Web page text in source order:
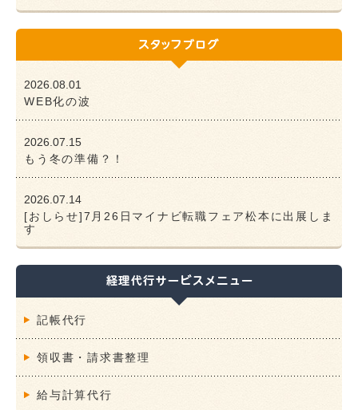
2026.08.01
WEB化の波
2026.07.15
もう冬の準備？！
2026.07.14
[おしらせ]7月26日マイナビ転職フェア松本に出展しま
す
記帳代行
領収書・請求書整理
給与計算代行